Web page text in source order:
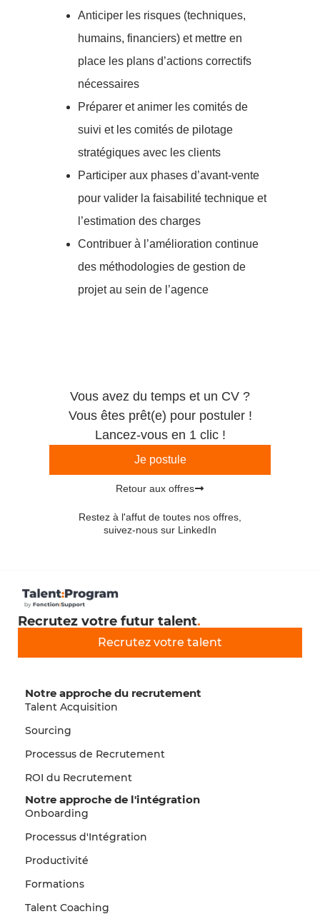
Anticiper les risques (techniques,
humains, financiers) et mettre en
place les plans d’actions correctifs
nécessaires
Préparer et animer les comités de
suivi et les comités de pilotage
stratégiques avec les clients
Participer aux phases d’avant-vente
pour valider la faisabilité technique et
l’estimation des charges
Contribuer à l’amélioration continue
des méthodologies de gestion de
projet au sein de l’agence
Vous avez du temps et un CV ?
Vous êtes prêt(e) pour postuler !
Lancez-vous en 1 clic !
Je postule
Retour aux offres
Restez à l'affut de toutes nos offres,
suivez-nous sur LinkedIn
Recrutez votre futur talent.
Recrutez votre talent
Notre approche du recrutement
Talent Acquisition
Sourcing
Processus de Recrutement
ROI du Recrutement
Notre approche de l'intégration
Onboarding
Processus d'Intégration
Productivité
Formations
Talent Coaching